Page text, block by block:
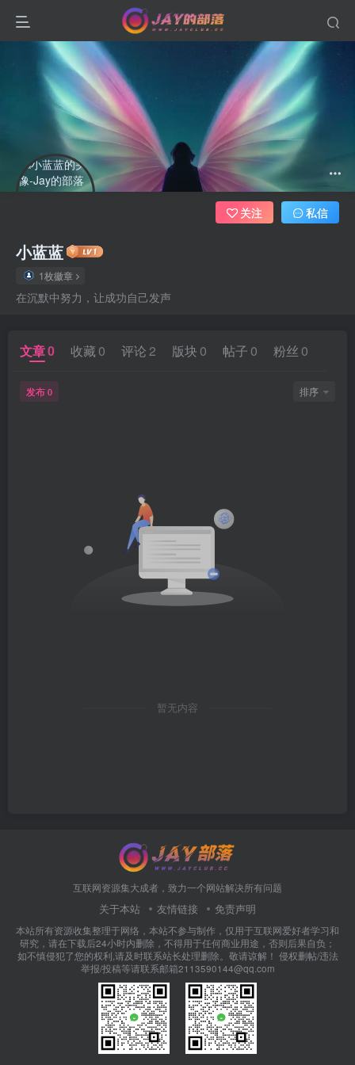
小蓝蓝
1枚徽章
在沉默中努力，让成功自己发声
关注 私信
文章0 收藏 0 评论 2 版块 0 帖子 0 粉丝 0
发布 0 排序
暂无内容
互联网资源集大成者，致力一个网站解决所有问题
关于本站 友情链接 免责声明
本站所有资源收集整理于网络，本站不参与制作，仅用于互联网爱好者学习和
研究，请在下载后24小时内删除，不得用于任何商业用途，否则后果自负；
如不慎侵犯了您的权利,请及时联系站长处理删除。敬请谅解！ 侵权删帖/违法
举报/投稿等请联系邮箱2113590144@qq.com